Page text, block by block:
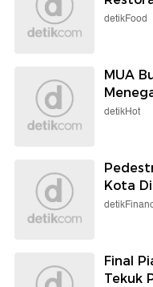
detikFood
MUA
detikHot
Kota
Final
Tekuk